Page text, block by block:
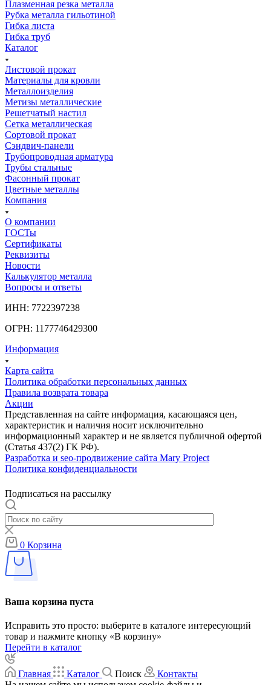
Плазменная резка металла
Рубка металла гильотиной
Гибка листа
Гибка труб
Каталог
Листовой прокат
Материалы для кровли
Металлоизделия
Метизы металлические
Решетчатый настил
Сетка металлическая
Сортовой прокат
Сэндвич-панели
Трубопроводная арматура
Трубы стальные
Фасонный прокат
Цветные металлы
Компания
О компании
ГОСТы
Сертификаты
Реквизиты
Новости
Калькулятор металла
Вопросы и ответы
ИНН: 7722397238
ОГРН: 1177746429300
Информация
Карта сайта
Политика обработки персональных данных
Правила возврата товара
Акции
Представленная на сайте информация, касающаяся цен,
характеристик и наличия носит исключительно
информационный характер и не является публичной офертой
(Статья 437(2) ГК РФ).
Разработка и seo-продвижение сайта Mary Project
Политика конфиденциальности
Подписаться на рассылку
0 Корзина
Ваша корзина пуста
Исправить это просто: выберите в каталоге интересующий
товар и нажмите кнопку «В корзину»
Перейти в каталог
Главная Каталог Поиск
Контакты